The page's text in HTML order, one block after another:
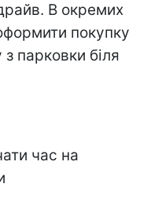
В окремих
покупку
парковки біля
час на